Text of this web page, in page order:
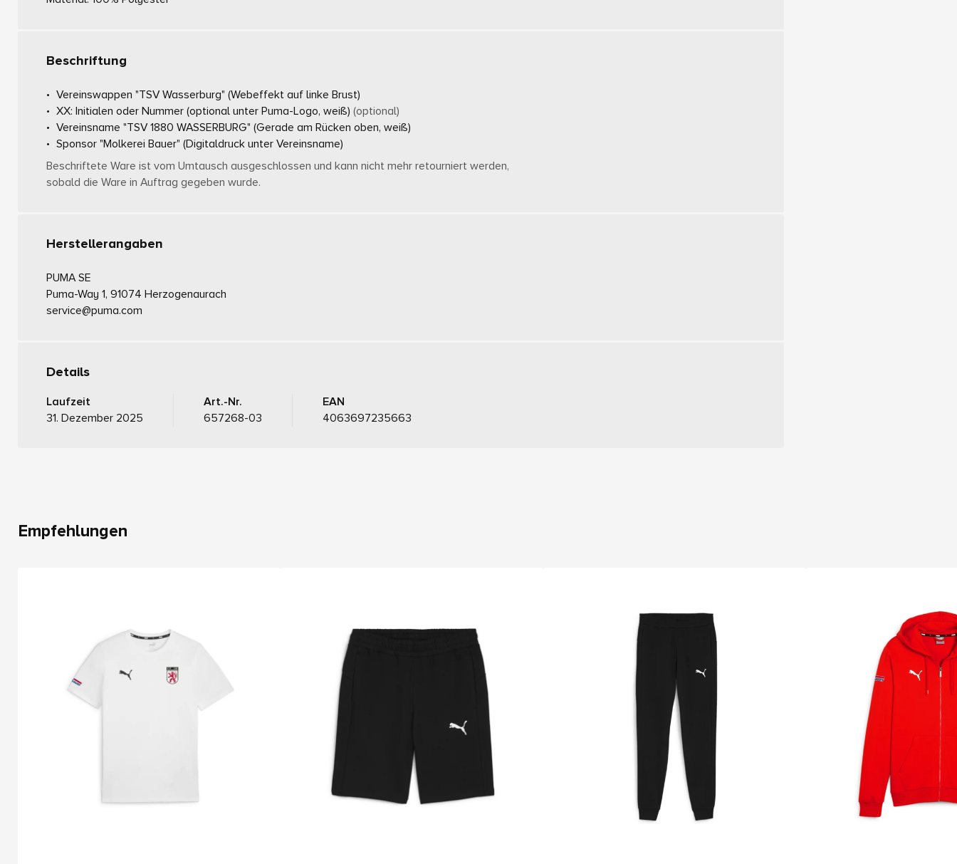
Beschriftung
Vereinswappen "TSV Wasserburg"(Webeffekt auf linke Brust)
XX: Initialen oder Nummer(optional unter Puma-Logo, weiß) (optional)
Vereinsname "TSV 1880 WASSERBURG"(Gerade am Rücken oben, weiß)
Sponsor "Molkerei Bauer"(Digitaldruck unter Vereinsname)
Beschriftete Ware ist vom Umtausch ausgeschlossen und kann nicht mehr retourniert werden,
sobald die Ware in Auftrag gegeben wurde.
Herstellerangaben
PUMA SE
Puma-Way 1, 91074 Herzogenaurach
service@puma.com
Details
Laufzeit
31. Dezember 2025
Art.-Nr.
657268-03
EAN
4063697235663
Empfehlungen